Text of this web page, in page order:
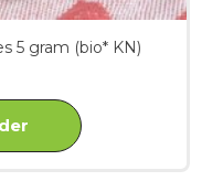
5 gram (bio* KN)